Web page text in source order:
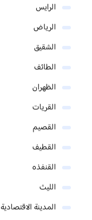
الرايس
الرياض
الشقيق
الطائف
الظهران
القريات
القصيم
القطيف
القنفذه
الليث
المدينة الاقتصادية